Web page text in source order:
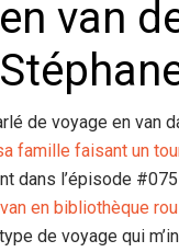
van
de voyage en van
famille faisant un
dans l’épisode
en bibliothèque
type de voyage qui